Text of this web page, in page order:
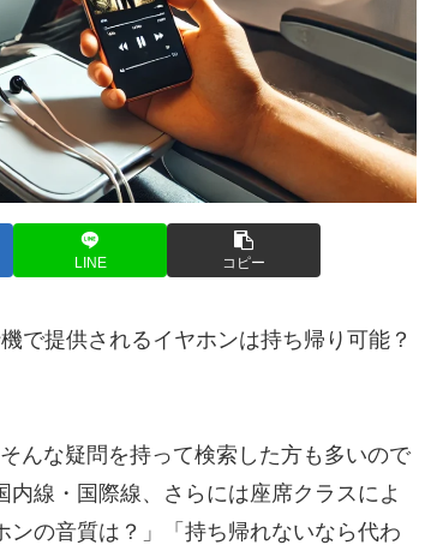
LINE コピー
で提供されるイヤホンは持ち帰り可能？
そんな疑問を持って検索した方も多いので
線・国際線、さらには座席クラスによ
の音質は？」「持ち帰れないなら代わ